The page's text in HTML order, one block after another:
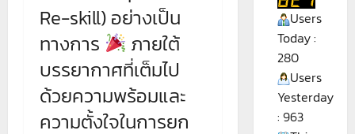
Re-skill) อย่างเป็น
ทางการ
ภายใต้
บรรยากาศที่เต็มไป
ด้วยความพร้อมและ
ความตั้งใจในการยก
Users
Today :
280
Users
Yesterday
: 963